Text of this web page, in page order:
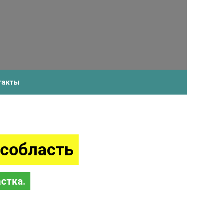
+7-910-483-93-76